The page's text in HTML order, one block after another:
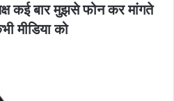
कई बार मुझसे फोन कर मांगते
मीडिया को